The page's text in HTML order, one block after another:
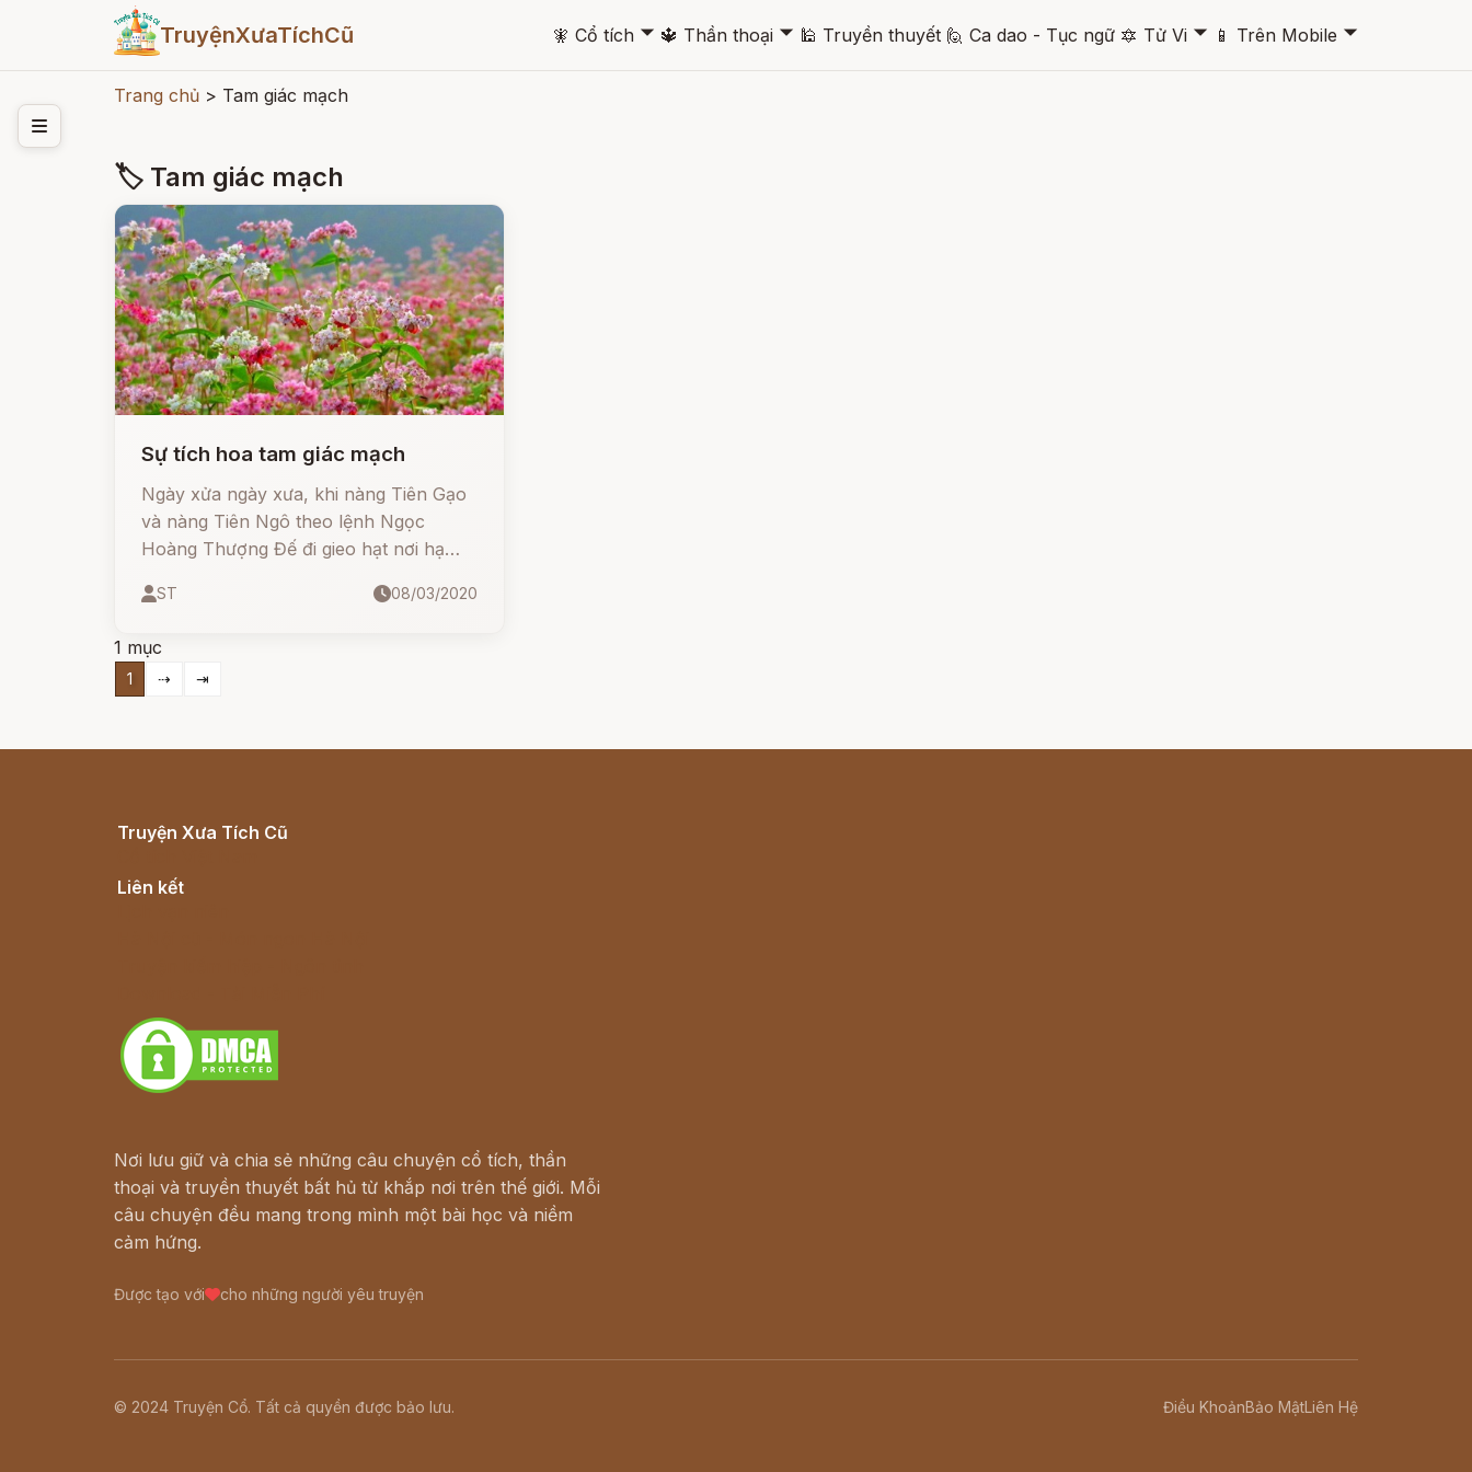
TruyệnXưaTíchCũ 🧚 Cổ tích 🞃 🔱 Thần thoại 🞃 🕌 Truyền thuyết 🙋 Ca dao - Tục ngữ 🔯 Tử Vi 🞃 📱 Trên Mobile 🞃
Trang chủ > Tam giác mạch
🏷 Tam giác mạch
Sự tích hoa tam giác mạch
Ngày xửa ngày xưa, khi nàng Tiên Gạo
và nàng Tiên Ngô theo lệnh Ngọc
Hoàng Thượng Đế đi gieo hạt nơi hạ
gì bèn đổ vào khe núi. Cây ngô, cây lúa
ăn.
ST 08/03/2020
1 mục
1 ⇢ ⇥
Truyện Xưa Tích Cũ
Liên kết
Nơi lưu giữ và chia sẻ những câu chuyện cổ tích, thần
thoại và truyền thuyết bất hủ từ khắp nơi trên thế giới. Mỗi
câu chuyện đều mang trong mình một bài học và niềm
cảm hứng.
Được tạo với cho những người yêu truyện
© 2024 Truyện Cổ. Tất cả quyền được bảo lưu. Điều KhoảnBảo MậtLiên Hệ